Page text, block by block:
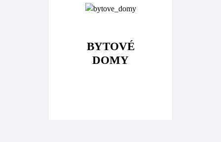
BYTOVÉ
DOMY